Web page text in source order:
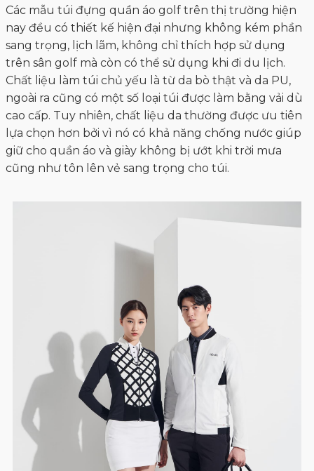
Các mẫu túi đựng quần áo golf trên thị trường hiện
nay đều có thiết kế hiện đại nhưng không kém phần
sang trọng, lịch lãm, không chỉ thích hợp sử dụng
trên sân golf mà còn có thể sử dụng khi đi du lịch.
Chất liệu làm túi chủ yếu là từ da bò thật và da PU,
ngoài ra cũng có một số loại túi được làm bằng vải dù
cao cấp. Tuy nhiên, chất liệu da thường được ưu tiên
lựa chọn hơn bởi vì nó có khả năng chống nước giúp
giữ cho quần áo và giày không bị ướt khi trời mưa
cũng như tôn lên vẻ sang trọng cho túi.